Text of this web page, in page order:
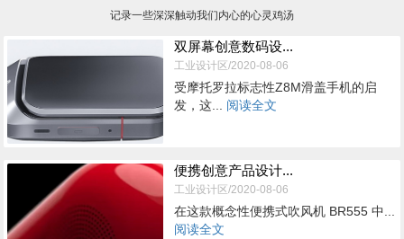
记录一些深深触动我们内心的心灵鸡汤
双屏幕创意数码设...
工业设计区/2020-08-06
受摩托罗拉标志性Z8M滑盖手机的启
发，这... 阅读全文
便携创意产品设计...
工业设计区/2020-08-06
在这款概念性便携式吹风机 BR555 中...
阅读全文